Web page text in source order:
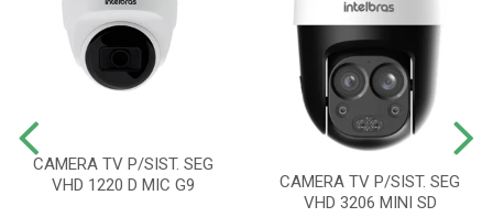
CAMERA TV P/SIST. SEG
VHD 1220 D MIC G9
CAMERA TV P/SIST. SEG
VHD 3206 MINI SD